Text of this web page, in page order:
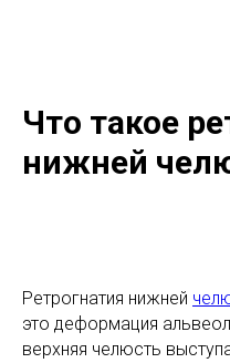
Что такое
нижней
Ретрогнатия нижней
это деформация
верхняя челюсть